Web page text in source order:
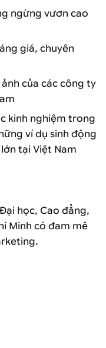
ngừng vươn cao
giá, chuyên
của các công ty
kinh nghiệm trong
ví dụ sinh động
tại Việt Nam
học, Cao đẳng,
Minh có đam mê